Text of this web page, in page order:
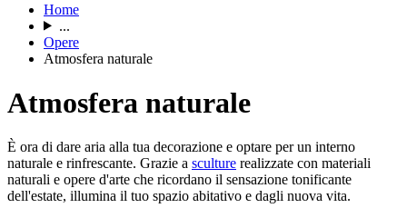
Home
...
Opere
Atmosfera naturale
Atmosfera naturale
È ora di dare aria alla tua decorazione e optare per un interno
naturale e rinfrescante. Grazie a sculture realizzate con materiali
naturali e opere d'arte che ricordano il sensazione tonificante
dell'estate, illumina il tuo spazio abitativo e dagli nuova vita.